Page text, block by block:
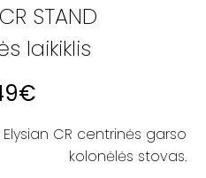
STAND
laikiklis
€
CR centrinės garso
kolonėlės stovas.